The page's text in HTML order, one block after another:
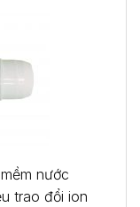
nước
trao đổi ion